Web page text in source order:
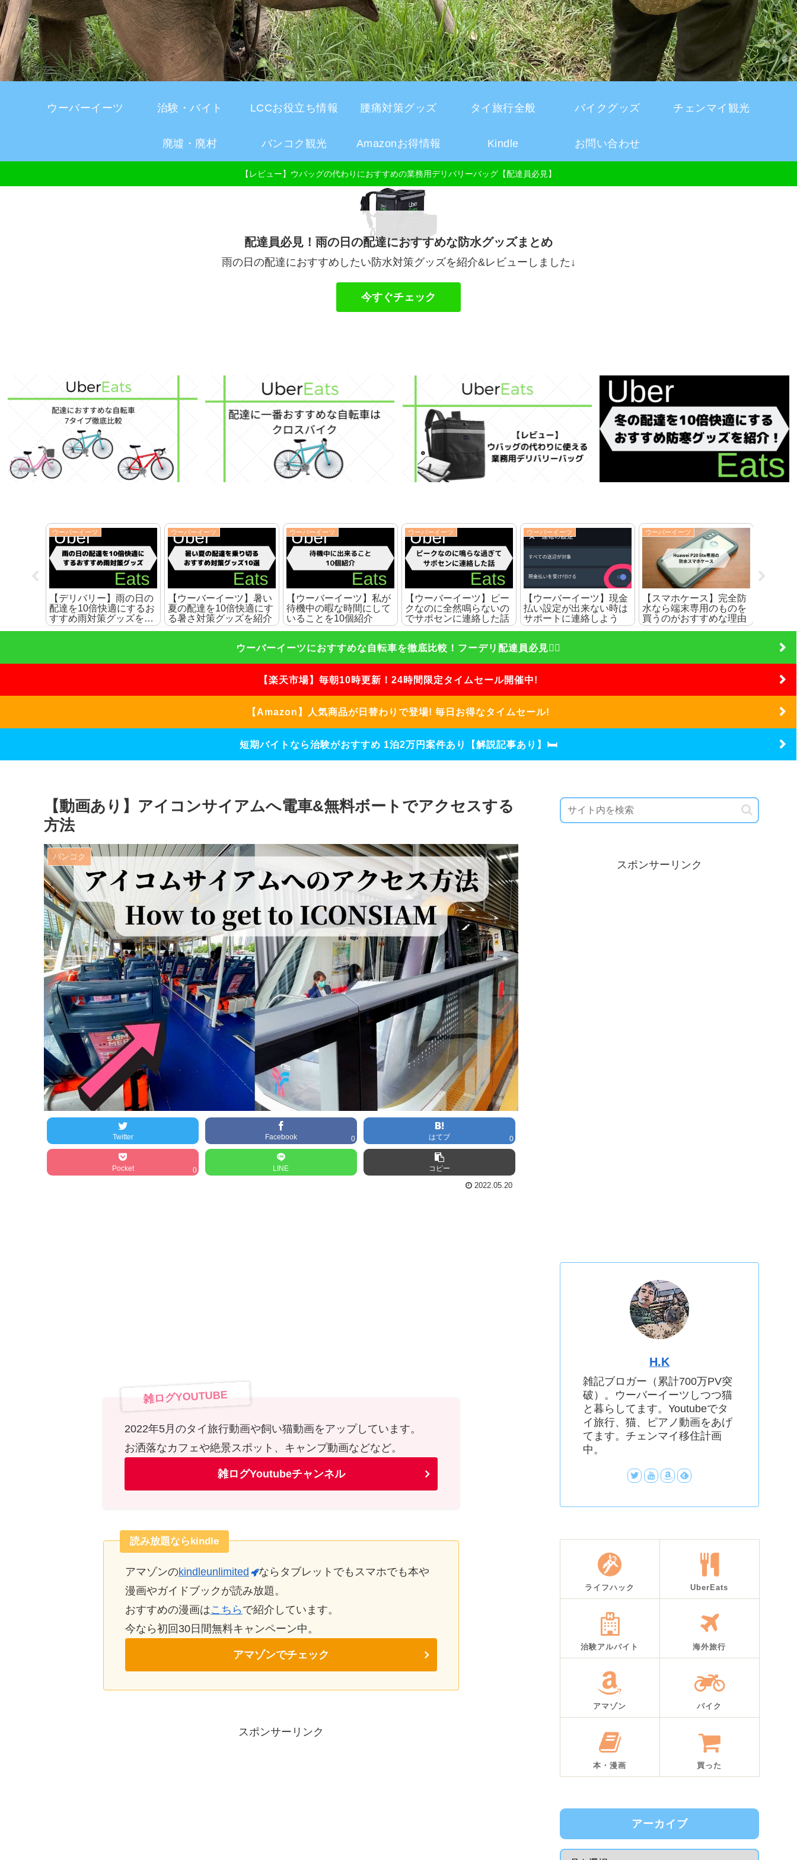
ウーバーイーツ 治験・バイト LCCお役立ち情報 腰痛対策グッズ タイ旅行全般 バイクグッズ チェンマイ観光
廃墟・廃村 バンコク観光 Amazonお得情報 Kindle お問い合わせ
【レビュー】ウバッグの代わりにおすすめの業務用デリバリーバッグ【配達員必見】
配達員必見！雨の日の配達におすすめな防水グッズまとめ
雨の日の配達におすすめしたい防水対策グッズを紹介&レビューしました↓
今すぐチェック
ウーバーイーツ
【デリバリー】雨の日の
配達を10倍快適にするお
すすめ雨対策グッズを紹
介
ウーバーイーツ
【ウーバーイーツ】暑い
夏の配達を10倍快適にす
る暑さ対策グッズを紹介
ウーバーイーツ
【ウーバーイーツ】私が
待機中の暇な時間にして
いることを10個紹介
ウーバーイーツ
【ウーバーイーツ】ピー
クなのに全然鳴らないの
でサポセンに連絡した話
ウーバーイーツ
【ウーバーイーツ】現金
払い設定が出来ない時は
サポートに連絡しよう
ウーバーイーツ
【スマホケース】完全防
水なら端末専用のものを
買うのがおすすめな理由
ウーバーイーツにおすすめな自転車を徹底比較！フーデリ配達員必見🚴‍♀️
【楽天市場】毎朝10時更新！24時間限定タイムセール開催中!
【Amazon】人気商品が日替わりで登場! 毎日お得なタイムセール!
短期バイトなら治験がおすすめ 1泊2万円案件あり【解説記事あり】🛏
【動画あり】アイコンサイアムへ電車&無料ボートでアクセスする
方法
バンコク
Twitter Facebook 0 はてブ 0
Pocket 0 LINE コピー
2022.05.20
雑ログYOUTUBE
2022年5月のタイ旅行動画や飼い猫動画をアップしています。
お洒落なカフェや絶景スポット、キャンプ動画などなど。
雑ログYoutubeチャンネル
読み放題ならkindle
アマゾンのkindleunlimited
ならタブレットでもスマホでも本や
漫画やガイドブックが読み放題。
おすすめの漫画はこちら で紹介しています。
今なら初回30日間無料キャンペーン中。
アマゾンでチェック
スポンサーリンク
スポンサーリンク
H.K
雑記ブロガー（累計700万PV突
破）。ウーバーイーツしつつ猫
と暮らしてます。Youtubeでタ
イ旅行、猫、ピアノ動画をあげ
てます。チェンマイ移住計画
中。
ライフハック UberEats
治験アルバイト 海外旅行
アマゾン バイク
本・漫画 買った
アーカイブ